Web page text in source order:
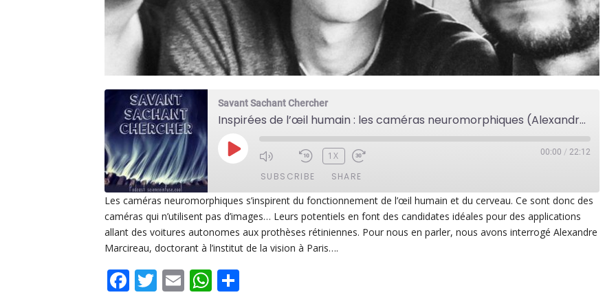
Savant Sachant Chercher
Inspirées de l’œil humain : les caméras neuromorphiques (Alexandre Marcireau)
PLAY
1X 00:00 / 22:12
SUBSCRIBE SHARE
Apple Podcasts Deezer Google Play
RSS FEED
SHARE
LINK
EMBED
Les caméras neuromorphiques s’inspirent du fonctionnement de l’œil humain et du cerveau. Ce sont donc des
caméras qui n’utilisent pas d’images… Leurs potentiels en font des candidates idéales pour des applications
allant des voitures autonomes aux prothèses rétiniennes. Pour nous en parler, nous avons interrogé Alexandre
Marcireau, doctorant à l’institut de la vision à Paris….
Facebook
Twitter
EmailWhatsApp